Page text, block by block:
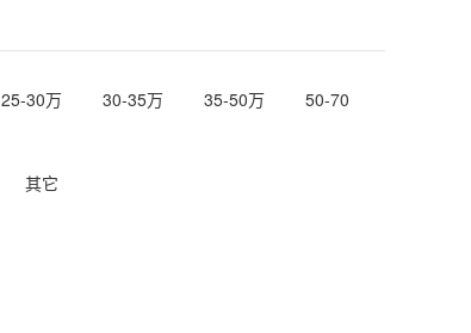
25-30万 30-35万 35-50万
50-70
其它